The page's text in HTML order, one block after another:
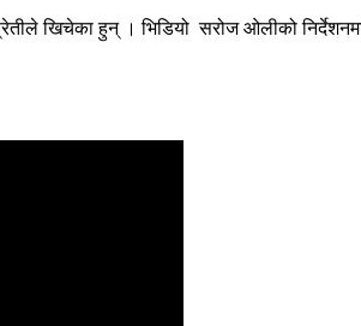
खिचेका हुन् । भिडियो सरोज ओलीको